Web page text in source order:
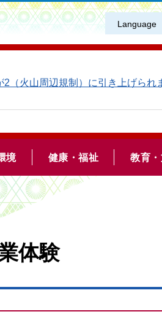
Language
（火山周辺規制）に引き上げられ
境 健康・福祉 教育
体験